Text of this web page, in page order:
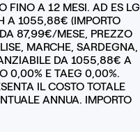
FINO A 12 MESI. AD ES LG
A 1055,88€ (IMPORTO
87,99€/MESE, PREZZO
MARCHE, SARDEGNA,
DA 1055,88€ A
0,00% E TAEG 0,00%.
IL COSTO TOTALE
ANNUA. IMPORTO